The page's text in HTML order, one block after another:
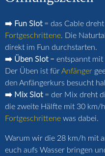
➡️ Fun Slot= das Cable
Fortgeschrittene. Die
direkt im Fun durchstarten.
➡️ Üben Slot= entspannt mit
Der Üben ist fürAnfänger
den Anfängerkurs besucht
➡️ Mix Slot= der Mix dreht
die zweite Hälfte mit 30 km/
Fortgeschrittene was dabei.
Warum wir die 28 km/h mit
euch aufs Wasser bringen